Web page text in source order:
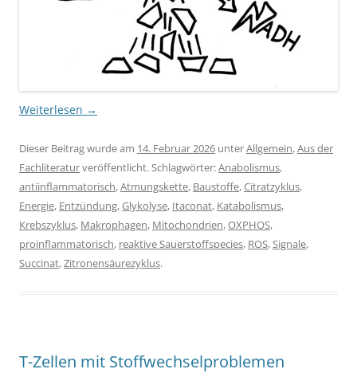
Weiterlesen →
Dieser Beitrag wurde am 14. Februar 2026 unterAllgemein,Aus der
Fachliteraturveröffentlicht. Schlagwörter:Anabolismus,
antiinflammatorisch,Atmungskette, Baustoffe,Citratzyklus,
Energie, Entzündung,Glykolyse, Itaconat, Katabolismus,
Krebszyklus, Makrophagen, Mitochondrien,OXPHOS,
proinflammatorisch, reaktive Sauerstoffspecies, ROS,Signale,
Succinat,Zitronensäurezyklus.
T-Zellen mit Stoffwechselproblemen